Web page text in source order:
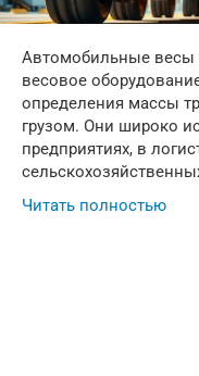
Автомобильные весы
весовое
определения массы
грузом. Они широко
предприятиях, в
Читать полностью